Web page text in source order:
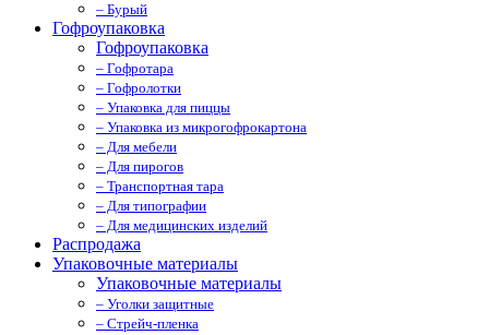
– Бурый
Гофроупаковка
Гофроупаковка
– Гофротара
– Гофролотки
– Упаковка для пиццы
– Упаковка из микрогофрокартона
– Для мебели
– Для пирогов
– Транспортная тара
– Для типографии
– Для медицинских изделий
Распродажа
Упаковочные материалы
Упаковочные материалы
– Уголки защитные
– Стрейч-пленка